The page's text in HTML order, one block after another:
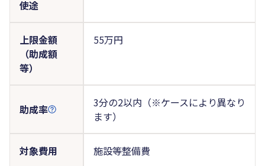
使途
上限金額
（助成額
等）
55万円
助成率
3分の2以内（※ケースにより異なり
ます）
対象費用 施設等整備費